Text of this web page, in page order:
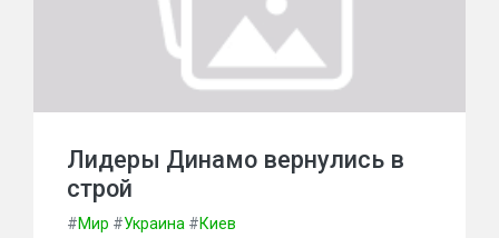
Лидеры Динамо вернулись в
строй
#Мир #Украина #Киев